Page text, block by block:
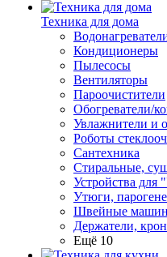
Техника для дома
Кондиционеры
Пылесосы
Вентиляторы
Пароочистители
Обогреватели/
Увлажнители и
Роботы
Сантехника
Стиральные,
Устройства для
Утюги,
Швейные
Держатели,
Ещё 10